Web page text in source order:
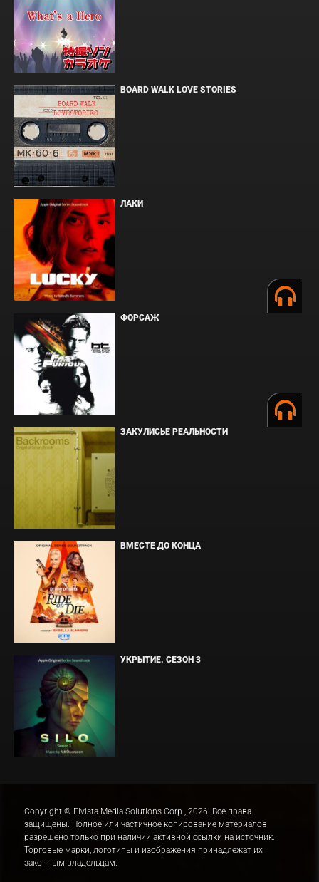
BOARD WALK LOVE STORIES
ЛАКИ
ФОРСАЖ
ЗАКУЛИСЬЕ РЕАЛЬНОСТИ
ВМЕСТЕ ДО КОНЦА
УКРЫТИЕ. СЕЗОН 3
Copyright © Elvista Media Solutions Corp., 2026. Все права
защищены. Полное или частичное копирование материалов
разрешено только при наличии активной ссылки на источник.
Торговые марки, логотипы и изображения принадлежат их
законным владельцам.